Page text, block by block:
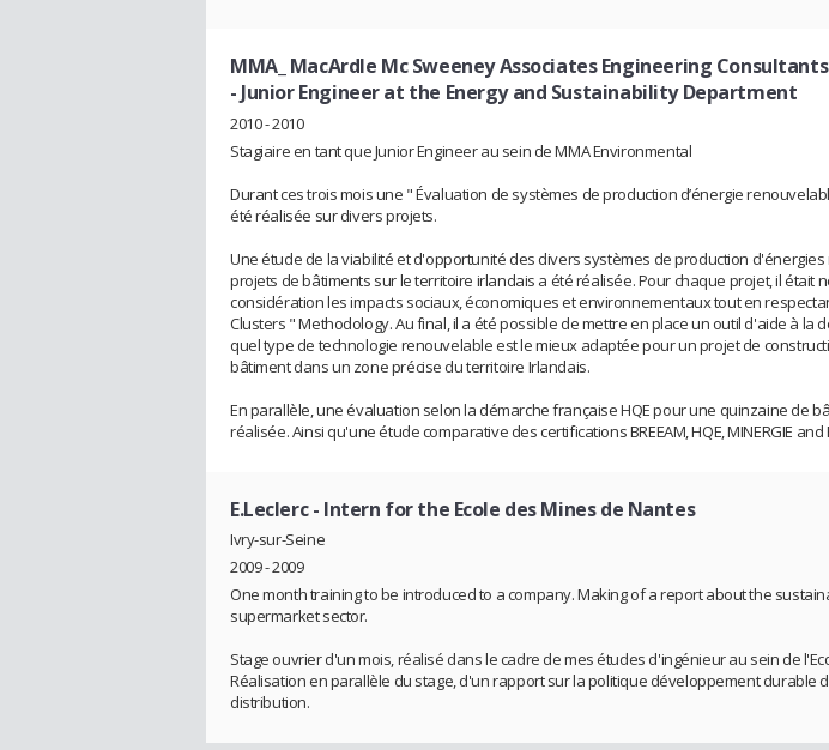
MMA_ MacArdle Mc Sweeney Associates Engineering Consultants
- Junior Engineer at the Energy and Sustainability Department
2010 - 2010
Stagiaire en tant que Junior Engineer au sein de MMA Environmental
Durant ces trois mois une " Évaluation de systèmes de production d’énergie
été réalisée sur divers projets.
Une étude de la viabilité et d'opportunité des divers systèmes de production
projets de bâtiments sur le territoire irlandais a été réalisée. Pour chaque projet, il était
considération les impacts sociaux, économiques et environnementaux tout en
Clusters " Methodology. Au final, il a été possible de mettre en place un outil d'aide à la
quel type de technologie renouvelable est le mieux adaptée pour un projet de
bâtiment dans un zone précise du territoire Irlandais.
En parallèle, une évaluation selon la démarche française HQE pour une quinzaine de
réalisée. Ainsi qu'une étude comparative des certifications BREEAM, HQE, MINERGIE and
E.Leclerc- Intern for the Ecole des Mines de Nantes
Ivry-sur-Seine
2009 - 2009
One month training to be introduced to a company. Making of a report about the
supermarket sector.
Stage ouvrier d'un mois, réalisé dans le cadre de mes études d'ingénieur au sein de
Réalisation en parallèle du stage, d'un rapport sur la politique développement durable
distribution.